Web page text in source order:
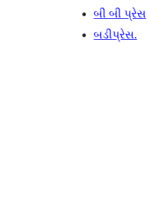
બી બી પ્રેસ
બડીપ્રેસ.